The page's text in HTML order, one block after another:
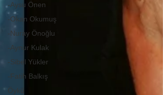
-Aysu Önen
-Okan Okumuş
-Nuray Önoğlu
-Aynur Kulak
-Sibel Yükler
-Fatih Balkış
Öykü